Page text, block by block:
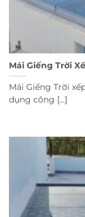
Mái Giếng Trời
Mái Giếng Trời
dụng công [...]